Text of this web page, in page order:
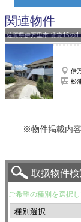
関連物件
佐賀県伊万里市 賃貸15の
伊
松
※物件掲載内
取扱物件検
ご希望の種別を選択